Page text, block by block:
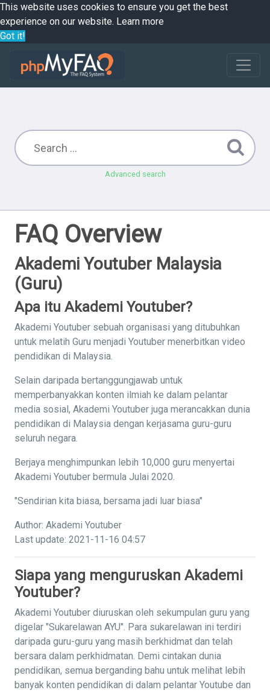
This website uses cookies to ensure you get the best
experience on our website. Learn more
Got it!
Advanced search
FAQ Overview
Akademi Youtuber Malaysia
(Guru)
Apa itu Akademi Youtuber?
Akademi Youtuber sebuah organisasi yang ditubuhkan
untuk melatih Guru menjadi Youtuber menerbitkan video
pendidikan di Malaysia.
Selain daripada bertanggungjawab untuk
memperbanyakkan konten ilmiah ke dalam pelantar
media sosial, Akademi Youtuber juga merancakkan dunia
pendidikan di Malaysia dengan kerjasama guru-guru
seluruh negara.
Berjaya menghimpunkan lebih 10,000 guru menyertai
Akademi Youtuber bermula Julai 2020.
"Sendirian kita biasa, bersama jadi luar biasa"
Author: Akademi Youtuber
Last update: 2021-11-16 04:57
Siapa yang menguruskan Akademi
Youtuber?
Akademi Youtuber diuruskan oleh sekumpulan guru yang
digelar "Sukarelawan AYU". Para sukarelawan ini terdiri
daripada guru-guru yang masih berkhidmat dan telah
bersara dalam perkhidmatan. Demi cintakan dunia
pendidikan, semua berganding bahu untuk melihat lebih
banyak konten pendidikan di dalam pelantar Youtube dan